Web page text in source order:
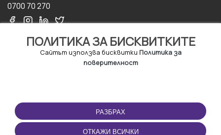
ПОЛИТИКА ЗА БИСКВИТКИТЕ
Сайтът използва бисквитки Политика за
поверителност
РАЗБРАХ
ОТКАЖИ ВСИЧКИ
0700 70 270
ПОЛЗВАНЕ
Правила и условия за
ползване
ПРИЛОЖЕНИЕТО